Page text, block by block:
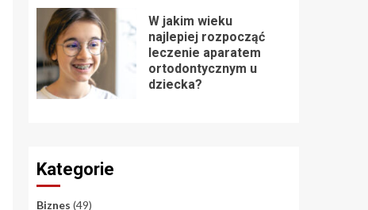
W jakim wieku
najlepiej rozpocząć
leczenie aparatem
ortodontycznym u
dziecka?
Kategorie
Biznes (49)